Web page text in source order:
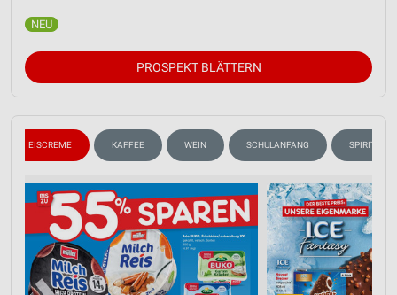
PROSPEKT BLÄTTERN
EISCREME KAFFEE WEIN SCHULANFANG